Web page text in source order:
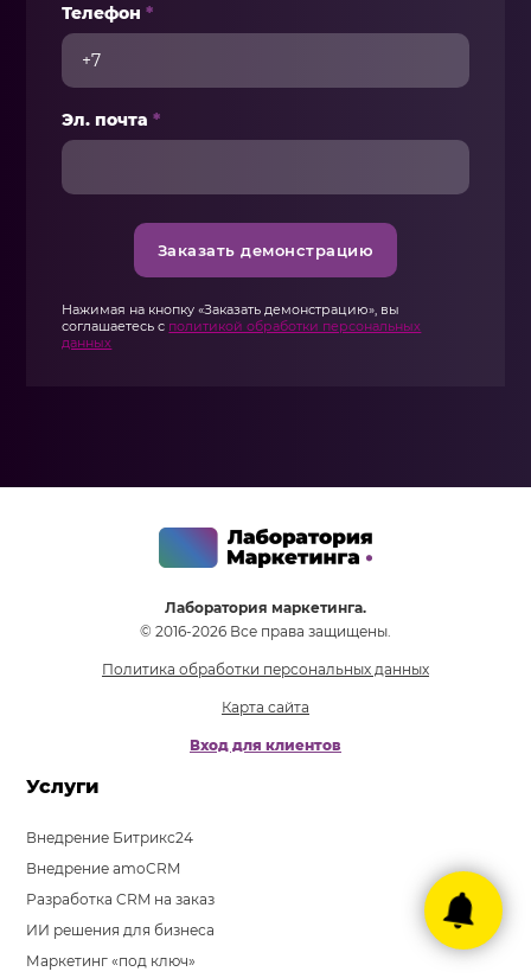
Телефон*
Эл. почта*
Заказать демонстрацию
Нажимая на кнопку «Заказать демонстрацию», вы
соглашаетесь с политикой обработки персональных
данных
Лаборатория маркетинга.
© 2016-2026 Все права защищены.
Политика обработки персональных данных
Карта сайта
Вход для клиентов
Услуги
Внедрение Битрикс24
Внедрение amoCRM
Разработка CRM на заказ
ИИ решения для бизнеса
Маркетинг «под ключ»